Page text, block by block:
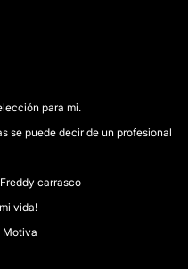
para mi.
se puede decir de un profesional
carrasco
vida!
Motiva